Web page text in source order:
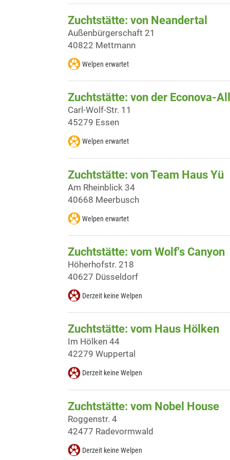
Zuchtstätte: von Neandertal
Außenbürgerschaft 21
40822 Mettmann
Welpen erwartet
Zuchtstätte: von der Econova-
Carl-Wolf-Str. 11
45279 Essen
Welpen erwartet
Zuchtstätte: von Team Haus Yü
Am Rheinblick 34
40668 Meerbusch
Welpen erwartet
Zuchtstätte: vom Wolf's Canyon
Höherhofstr. 218
40627 Düsseldorf
Derzeit keine Welpen
Zuchtstätte: vom Haus Hölken
Im Hölken 44
42279 Wuppertal
Derzeit keine Welpen
Zuchtstätte: vom Nobel House
Roggenstr. 4
42477 Radevormwald
Derzeit keine Welpen